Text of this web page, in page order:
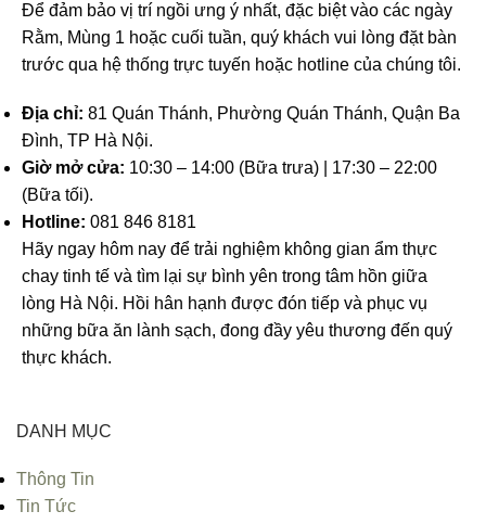
Để đảm bảo vị trí ngồi ưng ý nhất, đặc biệt vào các ngày
Rằm, Mùng 1 hoặc cuối tuần, quý khách vui lòng đặt bàn
trước qua hệ thống trực tuyến hoặc hotline của chúng tôi.
Địa chỉ: 81 Quán Thánh, Phường Quán Thánh, Quận Ba
Đình, TP Hà Nội.
Giờ mở cửa: 10:30 – 14:00 (Bữa trưa) | 17:30 – 22:00
(Bữa tối).
Hotline: 081 846 8181
Hãy ngay hôm nay để trải nghiệm không gian ẩm thực
chay tinh tế và tìm lại sự bình yên trong tâm hồn giữa
lòng Hà Nội. Hồi hân hạnh được đón tiếp và phục vụ
những bữa ăn lành sạch, đong đầy yêu thương đến quý
thực khách.
DANH MỤC
Thông Tin
Tin Tức